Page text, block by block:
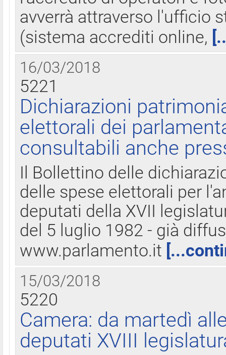
avverrà attraverso l'ufficio
(sistema accrediti online,
16/03/2018
5221
Dichiarazioni
elettorali dei
consultabili anche
Il Bollettino delle
delle spese elettorali per
deputati della XVII
del 5 luglio 1982 - già
www.parlamento.it
15/03/2018
5220
Camera: da martedì
deputati XVIII